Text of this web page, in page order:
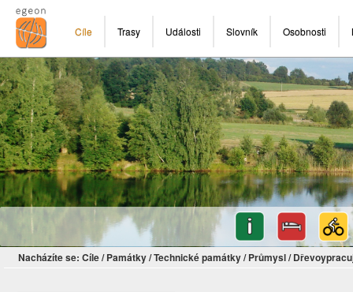
Cíle Trasy Události Slovník Osobnosti
Nacházíte se: Cíle/ Památky/Technické památky/ Průmysl/